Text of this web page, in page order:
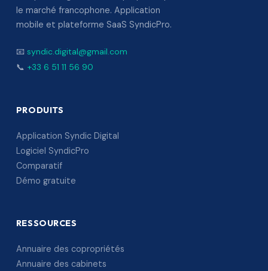
le marché francophone. Application
mobile et plateforme SaaS SyndicPro.
📧 syndic.digital@gmail.com
📞 +33 6 51 11 56 90
PRODUITS
Application Syndic Digital
Logiciel SyndicPro
Comparatif
Démo gratuite
RESSOURCES
Annuaire des copropriétés
Annuaire des cabinets